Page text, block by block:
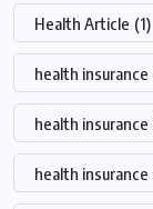
Health Article (1)
health
health insurance
health insurance